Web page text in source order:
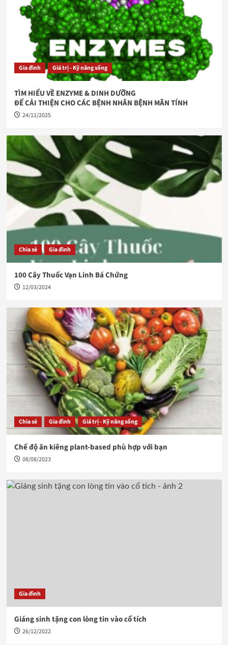
Gia đình Giá trị - Kỹ năng sống
TÌM HIỂU VỀ ENZYME & DINH DƯỠNG
ĐỂ CẢI THIỆN CHO CÁC BỆNH NHÂN BỆNH MÃN TÍNH
24/11/2025
Chia sẻ Gia đình
100 Cây Thuốc Vạn Linh Bá Chứng
12/03/2024
Chia sẻ Gia đình Giá trị - Kỹ năng sống
Chế độ ăn kiêng plant-based phù hợp với bạn
08/08/2023
Gia đình
Giáng sinh tặng con lòng tin vào cổ tích
26/12/2022